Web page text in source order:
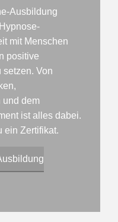
Ausbildung
mit Menschen
positive
setzen. Von
und dem
ist alles dabei.
ein Zertifikat.